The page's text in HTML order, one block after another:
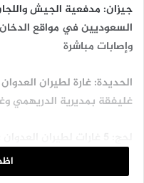
جيزان: مدفعية الجيش
السعوديين في مواقع الدخان
وإصابات مباشرة
الحديدة: غارة لطيران
غليفقة بمديرية الدريهمي